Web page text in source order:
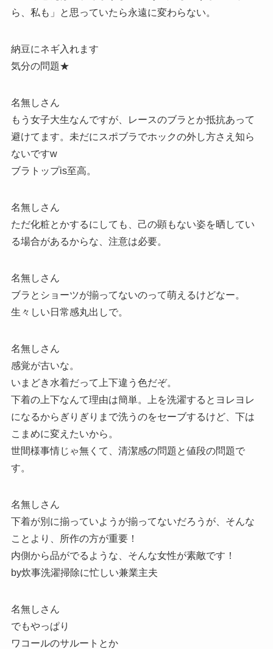
ら、私も」と思っていたら永遠に変わらない。
納豆にネギ入れます
気分の問題★
名無しさん
もう女子大生なんですが、レースのブラとか抵抗あって
避けてます。未だにスポブラでホックの外し方さえ知ら
ないですw
ブラトップis至高。
名無しさん
ただ化粧とかするにしても、己の顕もない姿を晒してい
る場合があるからな、注意は必要。
名無しさん
ブラとショーツが揃ってないのって萌えるけどなー。
生々しい日常感丸出しで。
名無しさん
感覚が古いな。
いまどき水着だって上下違う色だぞ。
下着の上下なんて理由は簡単。上を洗濯するとヨレヨレ
になるからぎりぎりまで洗うのをセーブするけど、下は
こまめに変えたいから。
世間様事情じゃ無くて、清潔感の問題と値段の問題で
す。
名無しさん
下着が別に揃っていようが揃ってないだろうが、そんな
ことより、所作の方が重要！
内側から品がでるような、そんな女性が素敵です！
by炊事洗濯掃除に忙しい兼業主夫
名無しさん
でもやっぱり
ワコールのサルートとか